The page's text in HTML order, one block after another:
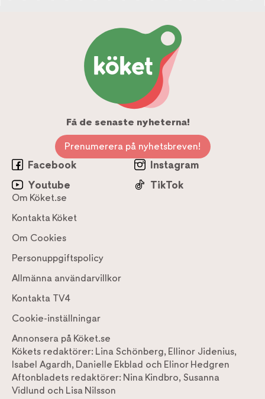
Få de senaste nyheterna!
Prenumerera på nyhetsbreven!
Facebook
Instagram
Youtube
TikTok
Om Köket.se
Kontakta Köket
Om Cookies
Personuppgiftspolicy
Allmänna användarvillkor
Kontakta TV4
Cookie-inställningar
Annonsera på Köket.se
Kökets redaktörer: Lina Schönberg, Ellinor Jidenius,
Isabel Agardh, Danielle Ekblad och Elinor Hedgren
Aftonbladets redaktörer: Nina Kindbro, Susanna
Vidlund och Lisa Nilsson